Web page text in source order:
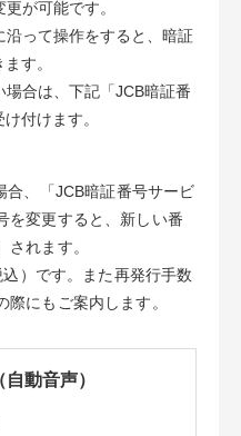
が可能です。
って操作をすると、暗証
す。
合は、下記「JCB暗証番
付けます。
合、「JCB暗証番号サービ
を変更すると、新しい番
れます。
）です。また再発行手数
にもご案内します。
動音声）